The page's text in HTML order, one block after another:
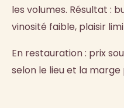
les volumes. Résultat :
vinosité faible, plaisir
En restauration : prix
selon le lieu et la marge